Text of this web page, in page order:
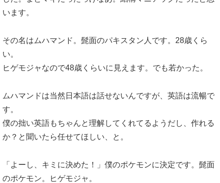
います。
その名はムハマンド。髭面のパキスタン人です。28歳くら
い。
ヒゲモジャなので48歳くらいに見えます。でも若かった。
ムハマンドは当然日本語は話せないんですが、英語は流暢で
す。
僕の拙い英語もちゃんと理解してくれてるようだし、作れる
か？と聞いたら任せてほしい、と。
「よーし、キミに決めた！」僕のポケモンに決定です。髭面
のポケモン。ヒゲモジャ。